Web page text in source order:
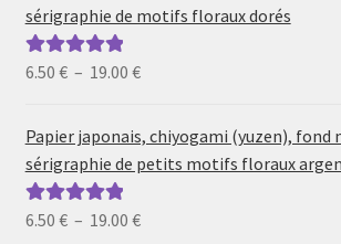
sérigraphie de motifs floraux dorés
Note5.00sur
6.50 € – 19.00 €Plage
prix :
6.50 €
à
Papier japonais, chiyogami (yuzen), fond
sérigraphie de petits motifs floraux
Note5.00sur
6.50 € – 19.00 €Plage